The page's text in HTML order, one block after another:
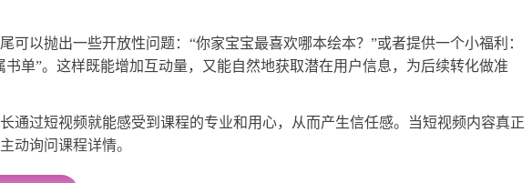
可以抛出一些开放性问题：“你家宝宝最喜欢哪本绘本？”或者提供一个小福利：
单”。这样既能增加互动量，又能自然地获取潜在用户信息，为后续转化做准
通过短视频就能感受到课程的专业和用心，从而产生信任感。当短视频内容真正
动询问课程详情。